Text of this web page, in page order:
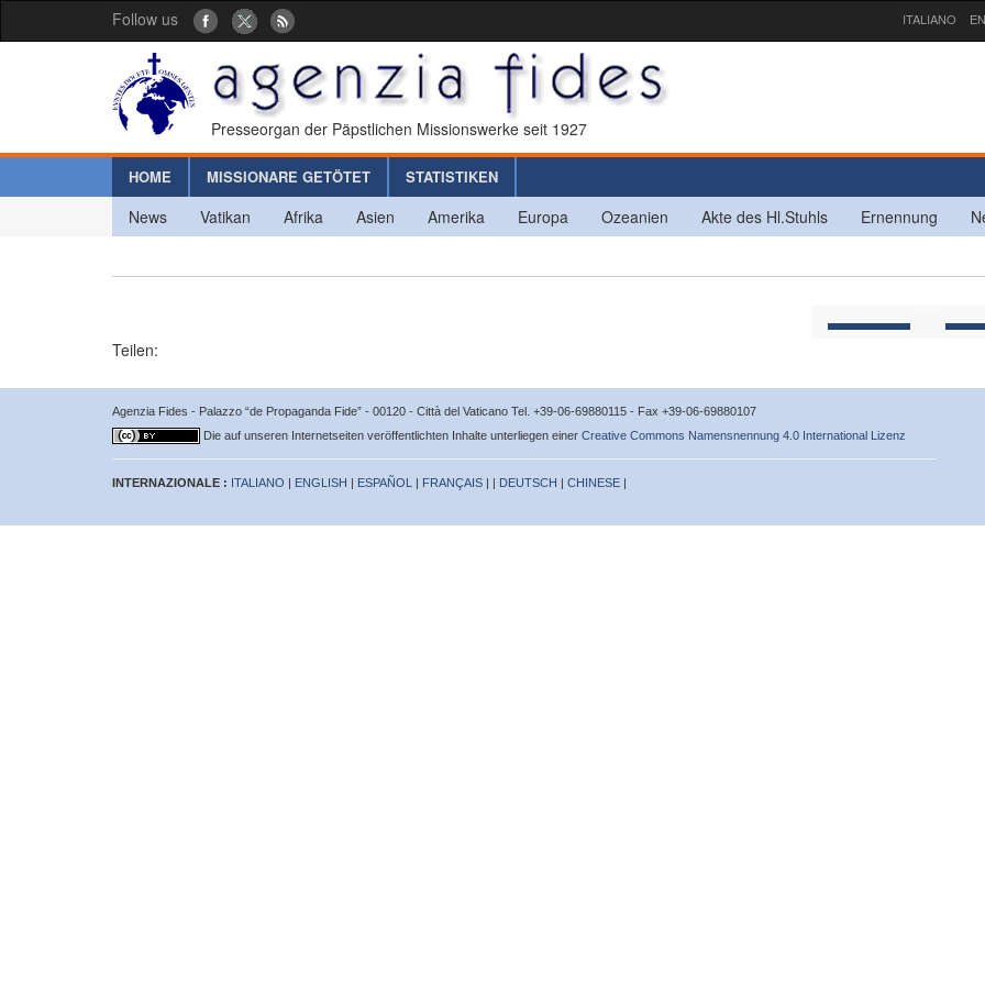
Follow us ITALIANO
Presseorgan der Päpstlichen Missionswerke seit 1927
HOME MISSIONARE GETÖTET STATISTIKEN
News Vatikan Afrika Asien Amerika Europa Ozeanien Akte des Hl.Stuhls Ernennung
Teilen:
Agenzia Fides - Palazzo “de Propaganda Fide” - 00120 - Città del Vaticano Tel. +39-06-69880115 - Fax +39-06-69880107
Die auf unseren Internetseiten veröffentlichten Inhalte unterliegen einer Creative Commons Namensnennung 4.0 International Lizenz
INTERNAZIONALE : ITALIANO | ENGLISH | ESPAÑOL | FRANÇAIS | | DEUTSCH | CHINESE |